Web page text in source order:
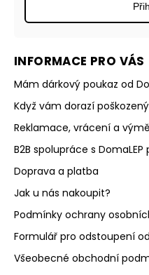
INFORMACE PRO VÁS
Mám dárkový poukaz od
Když vám dorazí
Reklamace, vrácení a
B2B spolupráce s
Doprava a platba
Jak u nás nakoupit?
Podmínky ochrany
Formulář pro odstoupení
Všeobecné obchodní